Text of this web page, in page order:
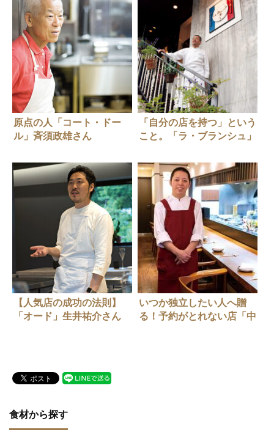
原点の人「コート・ドー
ル」斉須政雄さん
「自分の店を持つ」という
こと。「ラ・ブランシュ」
【人気店の成功の法則】
「オード」生井祐介さん
いつか独立したい人へ贈
る！予約がとれない店「中
食材から探す